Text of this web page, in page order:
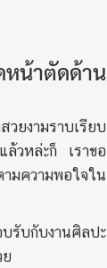
หน้าตัดด้าน
ยงามราบเรียบ
วหล่ะก็ เราขอ
มความพอใจใน
รับกับงานศิลปะ